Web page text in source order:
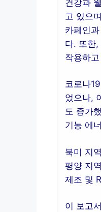
건강과
고 있으
카페인
다. 또한,
작용하
코로나
었으나,
도 증가
기농 에
북미 지
평양 지
제조 및
이 보고